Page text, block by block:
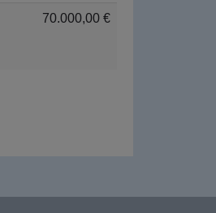
70.000,00 €